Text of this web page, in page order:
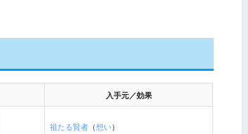
入手元／効果
祖たる賢者 （想い）